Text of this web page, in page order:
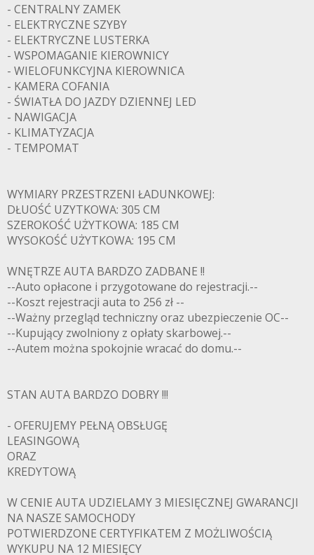
- CENTRALNY ZAMEK
- ELEKTRYCZNE SZYBY
- ELEKTRYCZNE LUSTERKA
- WSPOMAGANIE KIEROWNICY
- WIELOFUNKCYJNA KIEROWNICA
- KAMERA COFANIA
- ŚWIATŁA DO JAZDY DZIENNEJ LED
- NAWIGACJA
- KLIMATYZACJA
- TEMPOMAT
WYMIARY PRZESTRZENI ŁADUNKOWEJ:
DŁUOŚĆ UZYTKOWA: 305 CM
SZEROKOŚĆ UŻYTKOWA: 185 CM
WYSOKOŚĆ UŻYTKOWA: 195 CM
WNĘTRZE AUTA BARDZO ZADBANE !!
--Auto opłacone i przygotowane do rejestracji.--
--Koszt rejestracji auta to 256 zł --
--Ważny przegląd techniczny oraz ubezpieczenie OC--
--Kupujący zwolniony z opłaty skarbowej.--
--Autem można spokojnie wracać do domu.--
STAN AUTA BARDZO DOBRY !!!
- OFERUJEMY PEŁNĄ OBSŁUGĘ
LEASINGOWĄ
ORAZ
KREDYTOWĄ
W CENIE AUTA UDZIELAMY 3 MIESIĘCZNEJ GWARANCJI
NA NASZE SAMOCHODY
POTWIERDZONE CERTYFIKATEM Z MOŻLIWOŚCIĄ
WYKUPU NA 12 MIESIĘCY